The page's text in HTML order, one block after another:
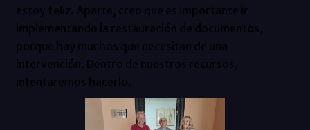
estoy feliz. Aparte, creo que es importante ir
implementando la restauración de documentos,
porque hay muchos que necesitan de una
intervención. Dentro de nuestros recursos,
intentaremos hacerlo.